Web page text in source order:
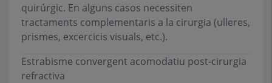
quirúrgic. En alguns casos necessiten
tractaments complementaris a la cirurgia (ulleres,
prismes, excercicis visuals, etc.).
Estrabisme convergent acomodatiu post-cirurgia
refractiva